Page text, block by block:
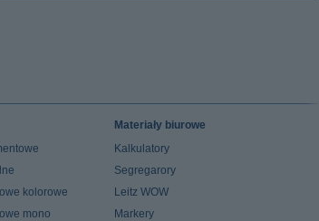
kolorowe
mono
Materiały biurowe
Kalkulatory
Segregarory
Leitz WOW
Markery